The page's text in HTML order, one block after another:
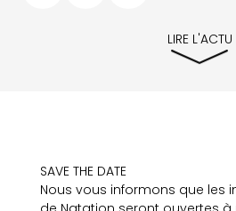
LIRE L'ACTU
SAVE THE DATE
Nous vous informons que les